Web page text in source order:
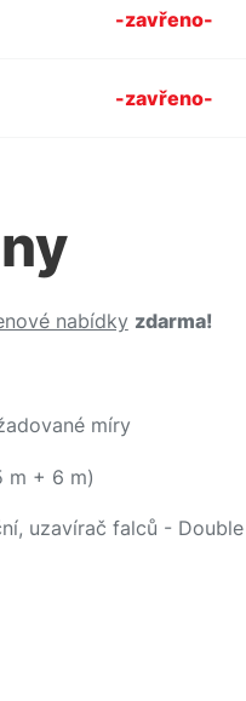
-zavřeno-
-zavřeno-
nabídky zdarma!
míry
m + 6 m)
uzavírač falců - Double